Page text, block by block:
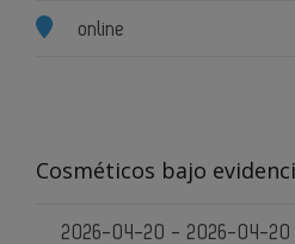
online
Cosméticos bajo
2026-04-20 - 2026-04-20